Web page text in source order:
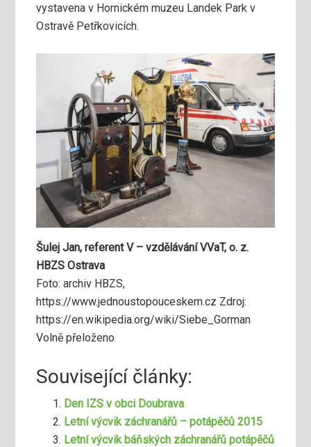
vystavena v Hornickém muzeu Landek Park v
Ostravě Petřkovicích.
Šulej Jan, referent V – vzdělávání VVaT, o. z.
HBZS Ostrava
Foto: archiv HBZS,
https://www.jednoustopouceskem.cz Zdroj:
https://en.wikipedia.org/wiki/Siebe_Gorman
Volně přeloženo
Související články:
Den IZS v obci Doubrava
Letní výcvik záchranářů – potápěčů 2015
Letní výcvik báňských záchranářů potápěčů